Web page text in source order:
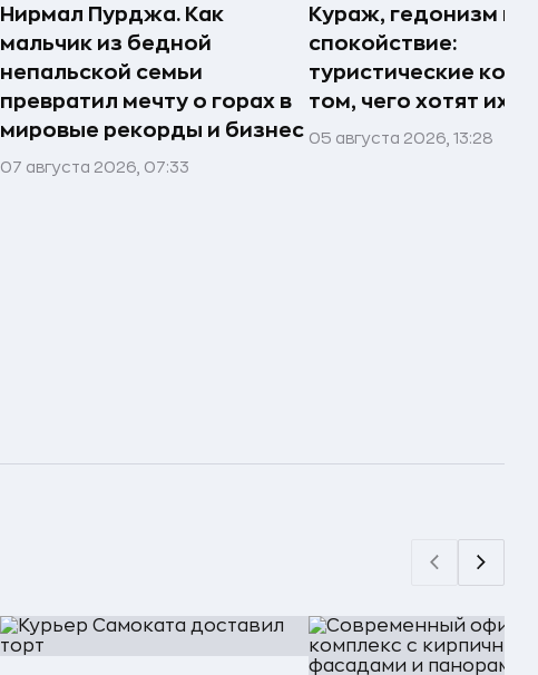
Нирмал Пурджа. Как
мальчик из бедной
непальской семьи
превратил мечту о горах в
мировые рекорды и бизнес
07 августа 2026, 07:33
Кураж, гедонизм и
спокойствие:
туристические
том, чего хотят их
05 августа 2026, 13:28